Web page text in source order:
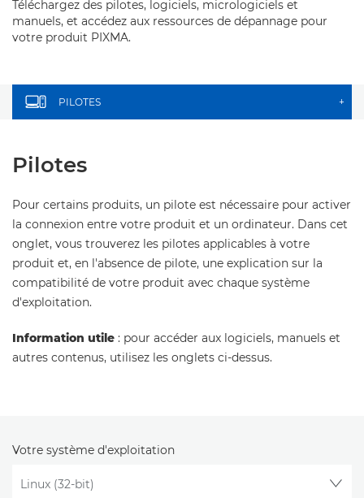
Téléchargez des pilotes, logiciels, micrologiciels et
manuels, et accédez aux ressources de dépannage pour
votre produit PIXMA.
PILOTES +
Pilotes
Pour certains produits, un pilote est nécessaire pour activer
la connexion entre votre produit et un ordinateur. Dans cet
onglet, vous trouverez les pilotes applicables à votre
produit et, en l'absence de pilote, une explication sur la
compatibilité de votre produit avec chaque système
d'exploitation.
Information utile : pour accéder aux logiciels, manuels et
autres contenus, utilisez les onglets ci-dessus.
Votre système d'exploitation